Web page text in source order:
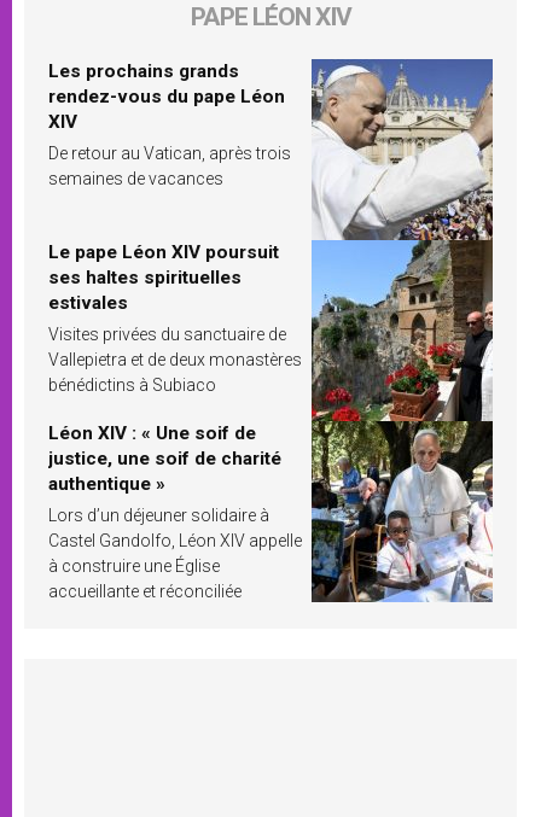
PAPE LÉON XIV
Les prochains grands
rendez-vous du pape Léon
XIV
De retour au Vatican, après trois
semaines de vacances
Le pape Léon XIV poursuit
ses haltes spirituelles
estivales
Visites privées du sanctuaire de
Vallepietra et de deux monastères
bénédictins à Subiaco
Léon XIV : « Une soif de
justice, une soif de charité
authentique »
Lors d’un déjeuner solidaire à
Castel Gandolfo, Léon XIV appelle
à construire une Église
accueillante et réconciliée